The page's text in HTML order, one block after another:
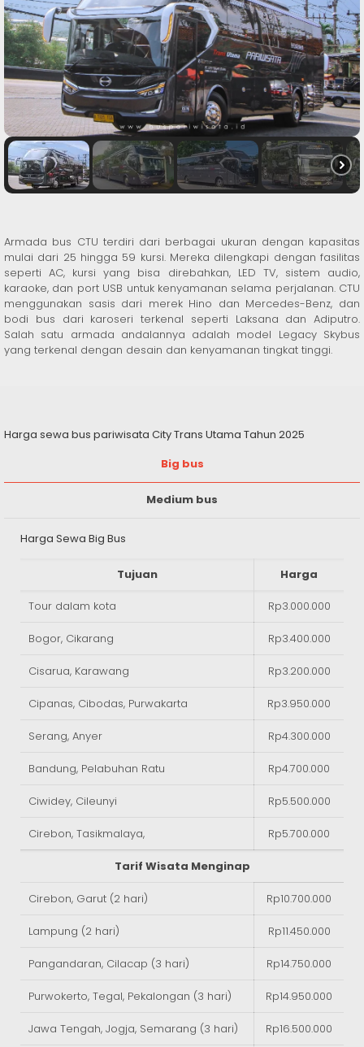
Armada bus CTU terdiri dari berbagai ukuran dengan kapasitas
mulai dari 25 hingga 59 kursi. Mereka dilengkapi dengan fasilitas
seperti AC, kursi yang bisa direbahkan, LED TV, sistem audio,
karaoke, dan port USB untuk kenyamanan selama perjalanan. CTU
menggunakan sasis dari merek Hino dan Mercedes-Benz, dan
bodi bus dari karoseri terkenal seperti Laksana dan Adiputro.
Salah satu armada andalannya adalah model Legacy Skybus
yang terkenal dengan desain dan kenyamanan tingkat tinggi.
Harga sewa bus pariwisata City Trans Utama Tahun 2025
Big bus
Medium bus
Harga Sewa Big Bus
Tujuan Harga
Tour dalam kota Rp3.000.000
Bogor, Cikarang Rp3.400.000
Cisarua, Karawang Rp3.200.000
Cipanas, Cibodas, Purwakarta Rp3.950.000
Serang, Anyer Rp4.300.000
Bandung, Pelabuhan Ratu Rp4.700.000
Ciwidey, Cileunyi Rp5.500.000
Cirebon, Tasikmalaya, Rp5.700.000
Tarif Wisata Menginap
Cirebon, Garut (2 hari) Rp10.700.000
Lampung (2 hari) Rp11.450.000
Pangandaran, Cilacap (3 hari) Rp14.750.000
Purwokerto, Tegal, Pekalongan (3 hari) Rp14.950.000
Jawa Tengah, Jogja, Semarang (3 hari) Rp16.500.000